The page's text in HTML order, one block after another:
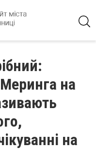
на
на